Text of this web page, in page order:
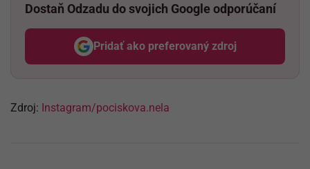
Dostaň Odzadu do svojich Google odporúčaní
Pridať ako preferovaný zdroj
Odzadu, odkaz sa otvorí v
Zdroj: Instagram/pociskova.nela